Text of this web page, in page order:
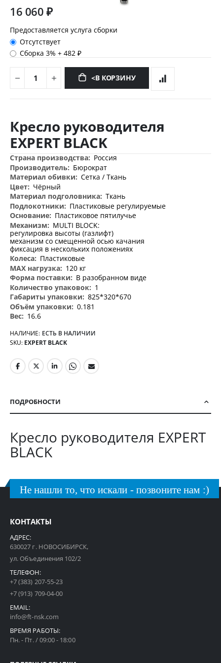
16 060 ₽
Предоставляется услуга сборки
Отсутствует
Сборка 3%+482 ₽
<В КОРЗИНУ
к
началу
галереи
изображений
Кресло руководителя
EXPERT BLACK
Дополнительная
информация
Россия
Бюрократ
Сетка / Ткань
Чёрный
Ткань
Пластиковые регулируемые
Пластиковое пятилучье
MULTI BLOCK:
регулировка высоты (газлифт)
механизм со смещенной осью качания
фиксация в нескольких положениях
Пластиковые
120 кг
В разобранном виде
1
825*320*670
0.181
16.6
НАЛИЧИЕ: ЕСТЬ В НАЛИЧИИ
SKU EXPERT BLACK
ПОДРОБНОСТИ
Кресло руководителя EXPERT
BLACK
Не нашли то, что искали - позвоните нам :)
КОНТАКТЫ
АДРЕС:
630027 г. НОВОСИБИРСК,
ул. Объединения 102/2
ТЕЛЕФОН:
+7 (383) 207-55-23
+7 (913) 709-04-00
EMAIL:
info@ft-nsk.com
ВРЕМЯ РАБОТЫ:
Пн. - Пт. / 09:00 - 18:00